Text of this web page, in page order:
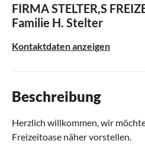
FIRMA STELTER,S
Familie H. Stelter
Kontaktdaten anzeigen
Beschreibung
Herzlich willkommen, wir
Freizeitoase näher vorstellen.